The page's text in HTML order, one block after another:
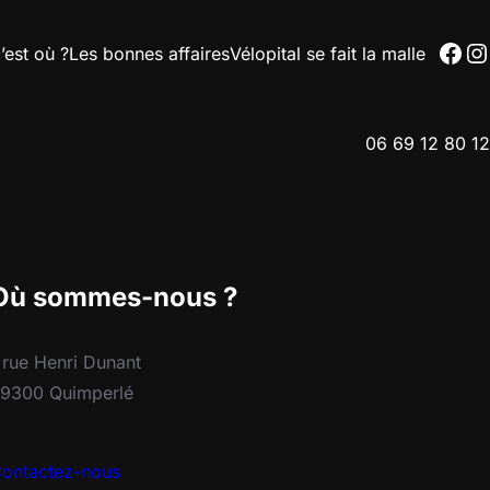
où ?Les bonnes affairesVélopital se fait la malle
06 69 12 80 12
sommes-nous ?
rue Henri Dunant
Quimperlé
nous